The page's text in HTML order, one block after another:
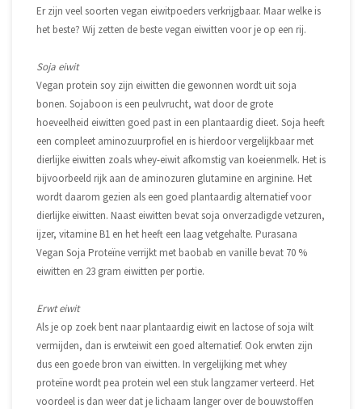
Er zijn veel soorten vegan eiwitpoeders verkrijgbaar. Maar welke is
het beste? Wij zetten de beste vegan eiwitten voor je op een rij.
Soja eiwit
Vegan protein soy zijn eiwitten die gewonnen wordt uit soja
bonen. Sojaboon is een peulvrucht, wat door de grote
hoeveelheid eiwitten goed past in een plantaardig dieet. Soja heeft
een compleet aminozuurprofiel en is hierdoor vergelijkbaar met
dierlijke eiwitten zoals whey-eiwit afkomstig van koeienmelk. Het is
bijvoorbeeld rijk aan de aminozuren glutamine en arginine. Het
wordt daarom gezien als een goed plantaardig alternatief voor
dierlijke eiwitten. Naast eiwitten bevat soja onverzadigde vetzuren,
ijzer, vitamine B1 en het heeft een laag vetgehalte. Purasana
Vegan Soja Proteïne verrijkt met baobab en vanille bevat 70 %
eiwitten en 23 gram eiwitten per portie.
Erwt eiwit
Als je op zoek bent naar plantaardig eiwit en lactose of soja wilt
vermijden, dan is erwteiwit een goed alternatief. Ook erwten zijn
dus een goede bron van eiwitten. In vergelijking met whey
proteïne wordt pea protein wel een stuk langzamer verteerd. Het
voordeel is dan weer dat je lichaam langer over de bouwstoffen